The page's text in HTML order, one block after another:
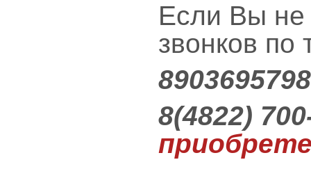
Если Вы
звонков по
8(4822)